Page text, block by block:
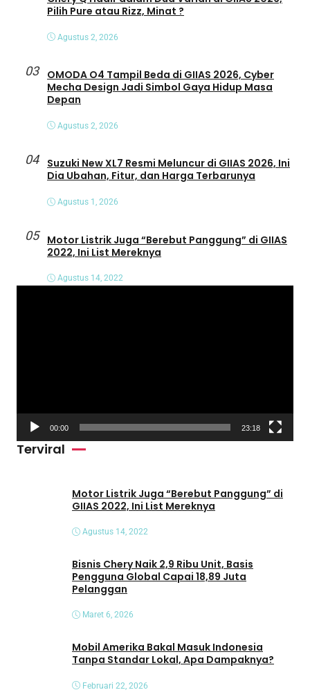
Pilih Pure atau Rizz, Minat ?
Agustus 2, 2026
03
OMODA O4 Tampil Beda di GIIAS 2026, Cyber
Mecha Design Jadi Simbol Gaya Hidup Masa
Depan
Agustus 2, 2026
04
Suzuki New XL7 Resmi Meluncur di GIIAS 2026, Ini
Dia Ubahan, Fitur, dan Harga Terbarunya
Agustus 1, 2026
05
Motor Listrik Juga “Berebut Panggung” di GIIAS
2022, Ini List Mereknya
Agustus 14, 2022
d
00:00 23:18
Terviral
Motor Listrik Juga “Berebut Panggung” di
GIIAS 2022, Ini List Mereknya
Agustus 14, 2022
Bisnis Chery Naik 2,9 Ribu Unit, Basis
Pengguna Global Capai 18,89 Juta
Pelanggan
Maret 6, 2026
Mobil Amerika Bakal Masuk Indonesia
Tanpa Standar Lokal, Apa Dampaknya?
Februari 22, 2026